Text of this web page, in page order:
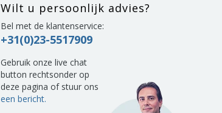
Wilt u persoonlijk advies?
Bel met de klantenservice:
+31(0)23-5517909
Gebruik onze live chat
button rechtsonder op
deze pagina of stuur ons
een bericht.